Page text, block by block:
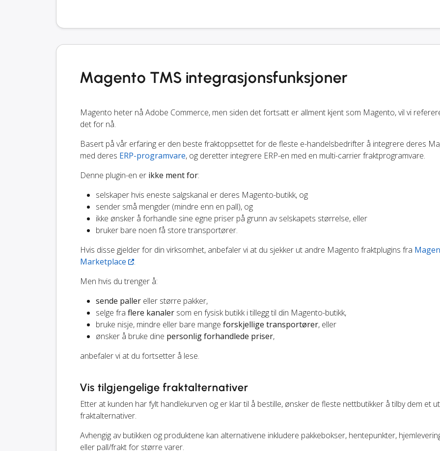
Magento TMS integrasjonsfunksjoner
Magento heter nå Adobe Commerce, men siden det fortsatt er allment kjent som Magento, vil vi
det for nå.
Basert på vår erfaring er den beste fraktoppsettet for de fleste e-handelsbedrifter å integrere deres
med deres ERP-programvare, og deretter integrere ERP-en med en multi-carrier fraktprogramvare.
Denne plugin-en er ikke ment for:
selskaper hvis eneste salgskanal er deres Magento-butikk, og
sender små mengder (mindre enn en pall), og
ikke ønsker å forhandle sine egne priser på grunn av selskapets størrelse, eller
bruker bare noen få store transportører.
Hvis disse gjelder for din virksomhet, anbefaler vi at du sjekker ut andre Magento fraktplugins fra
Marketplace
.
Men hvis du trenger å:
sende paller eller større pakker,
selge fra flere kanaler som en fysisk butikk i tillegg til din Magento-butikk,
bruke nisje, mindre eller bare mange forskjellige transportører, eller
ønsker å bruke dine personlig forhandlede priser,
anbefaler vi at du fortsetter å lese.
Vis tilgjengelige fraktalternativer
Etter at kunden har fylt handlekurven og er klar til å bestille, ønsker de fleste nettbutikker å tilby dem et
fraktalternativer.
Avhengig av butikken og produktene kan alternativene inkludere pakkebokser, hentepunkter,
eller pall/frakt for større varer.